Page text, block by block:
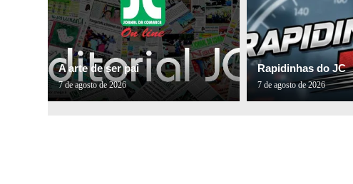
A arte de ser pai
7 de agosto de 2026
Rapidinhas do JC
7 de agosto de 2026